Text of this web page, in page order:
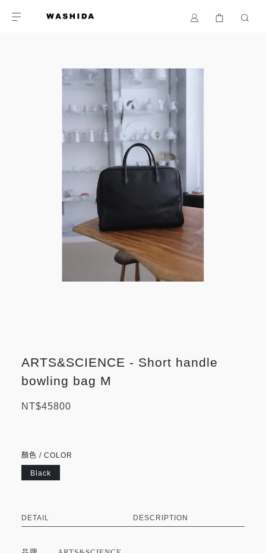
ARTS&SCIENCE - Short handle
bowling bag M
NT$45800
顏色 / COLOR
Black
DETAIL DESCRIPTION